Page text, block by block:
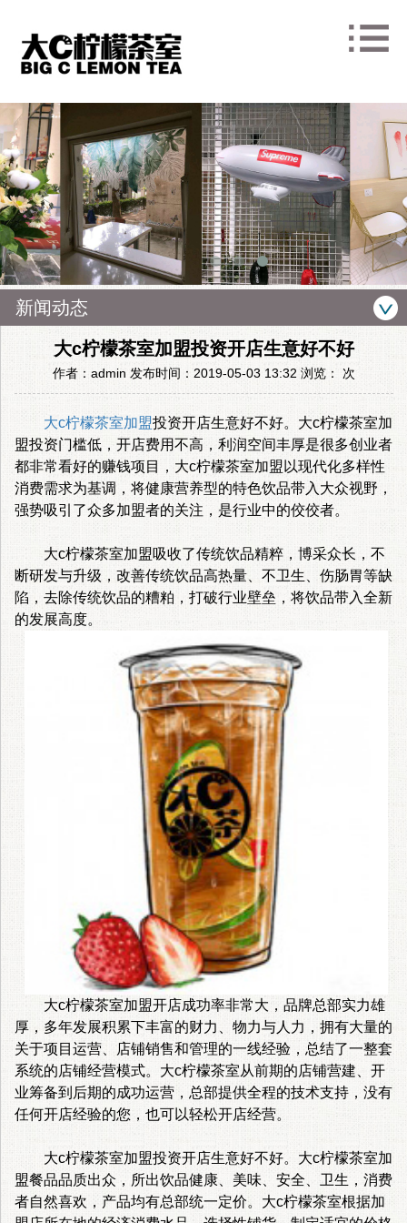
新闻动态
大c柠檬茶室加盟投资开店生意好不好
作者：admin 发布时间：2019-05-03 13:32 浏览： 次
大c柠檬茶室加盟投资开店生意好不好。大c柠檬茶室加
盟投资门槛低，开店费用不高，利润空间丰厚是很多创业者
都非常看好的赚钱项目，大c柠檬茶室加盟以现代化多样性
消费需求为基调，将健康营养型的特色饮品带入大众视野，
强势吸引了众多加盟者的关注，是行业中的佼佼者。
大c柠檬茶室加盟吸收了传统饮品精粹，博采众长，不
断研发与升级，改善传统饮品高热量、不卫生、伤肠胃等缺
陷，去除传统饮品的糟粕，打破行业壁垒，将饮品带入全新
的发展高度。
大c柠檬茶室加盟开店成功率非常大，品牌总部实力雄
厚，多年发展积累下丰富的财力、物力与人力，拥有大量的
关于项目运营、店铺销售和管理的一线经验，总结了一整套
系统的店铺经营模式。大c柠檬茶室从前期的店铺营建、开
业筹备到后期的成功运营，总部提供全程的技术支持，没有
任何开店经验的您，也可以轻松开店经营。
大c柠檬茶室加盟投资开店生意好不好。大c柠檬茶室加
盟餐品品质出众，所出饮品健康、美味、安全、卫生，消费
者自然喜欢，产品均有总部统一定价。大c柠檬茶室根据加